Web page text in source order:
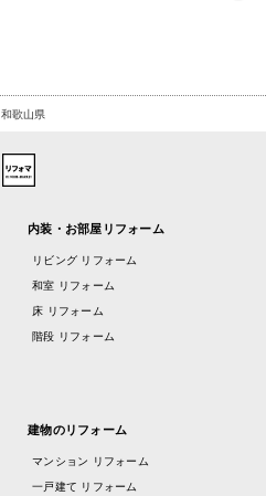
和歌山県
内装・お部屋リフォーム
リビング リフォーム
和室 リフォーム
床 リフォーム
階段 リフォーム
建物のリフォーム
マンション リフォーム
一戸建て リフォーム